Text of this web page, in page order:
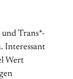
Trans*-
Interessant
Wert